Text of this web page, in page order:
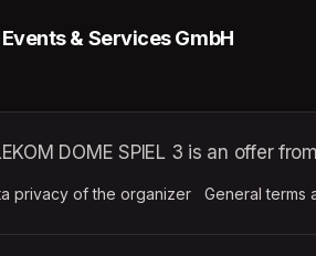
& Services GmbH
DOME SPIEL 3 is an offer
in a new tab)
privacy of the organizer (opens in a new
General terms